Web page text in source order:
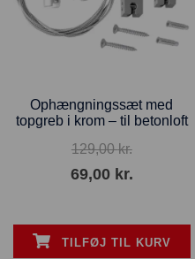
Ophængningssæt med
topgreb i krom – til betonloft
129,00kr.
69,00 kr.
TILFØJ TIL KURV